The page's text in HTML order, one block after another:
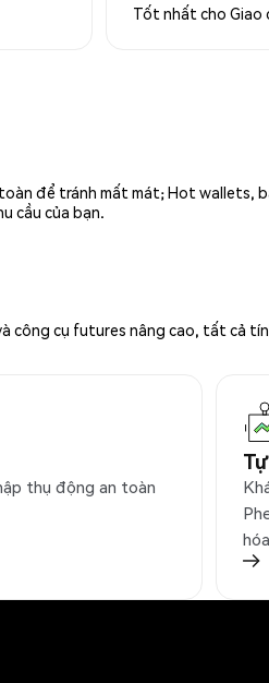
Tốt nhất cho Giao
để tránh mất mát; Hot wallets,
cầu của bạn.
công cụ futures nâng cao, tất cả
thụ động an toàn